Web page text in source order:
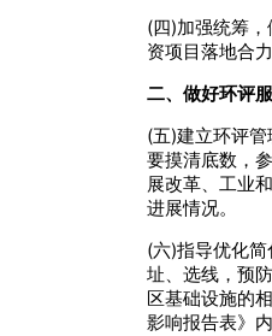
(四)加强统筹
资项目落地合力
二、做好环评
(五)建立环评
要摸清底数，
展改革、工业
进展情况。
(六)指导优化
址、选线，预
区基础设施的
影响报告表》